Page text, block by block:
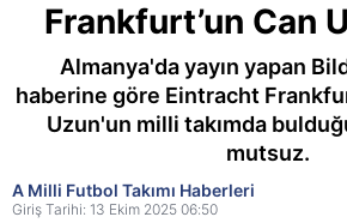
Frankfurt’un Can
Almanya'da yayın yapan
haberine göre Eintracht
Uzun'un milli takımda
mutsuz.
A Milli Futbol Takımı Haberleri
Giriş Tarihi: 13 Ekim 2025 06:50